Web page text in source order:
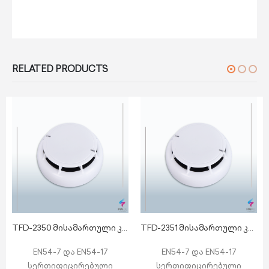
RELATED PRODUCTS
TFD-2350 მისამართული კვამლის დეტექტორი
EN54-7 და EN54-17
სერთიფიცირებული
TFD-2351 მისამართული კვამლის დეტექტორი იზოლატორით
EN54-7 და EN54-17
სერთიფიცირებული